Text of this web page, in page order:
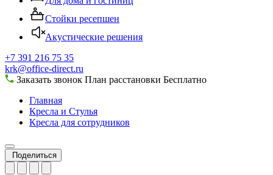
Стойки ресепшен
Акустические решения
+7 391 216 75 35
krk@office-direct.ru
Заказать звонок План расстановки Бесплатно
Главная
Кресла и Стулья
Кресла для сотрудников
Поделиться